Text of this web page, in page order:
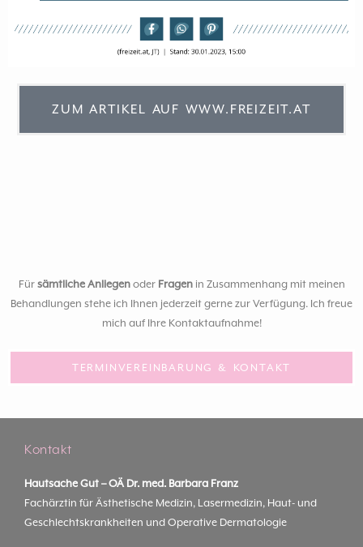
ZUM ARTIKEL AUF WWW.FREIZEIT.AT
Für sämtliche Anliegenoder Fragenin Zusammenhang mit meinen
Behandlungen stehe ich Ihnen jederzeit gerne zur Verfügung. Ich freue
mich auf Ihre Kontaktaufnahme!
TERMINVEREINBARUNG & KONTAKT
Kontakt
Hautsache Gut –OÄ Dr. med. Barbara Franz
Fachärztin für Ästhetische Medizin, Lasermedizin, Haut- und
Geschlechtskrankheiten und Operative Dermatologie